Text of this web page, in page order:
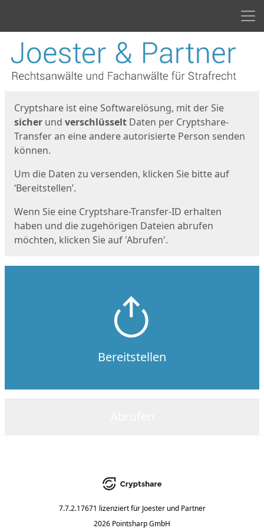
Start
Cryptshare ist eine Softwarelösung, mit der Sie
sicher und verschlüsselt Daten per Cryptshare-
Transfer an eine andere autorisierte Person senden
können.
Um die Daten zu versenden, klicken Sie bitte auf
‘Bereitstellen’.
Wenn Sie eine Cryptshare-Transfer-ID erhalten
haben und die zugehörigen Dateien abrufen
möchten, klicken Sie auf 'Abrufen'.
Bereitstellen
7.7.2.17671 lizenziert für Joester und Partner
2026 Pointsharp GmbH